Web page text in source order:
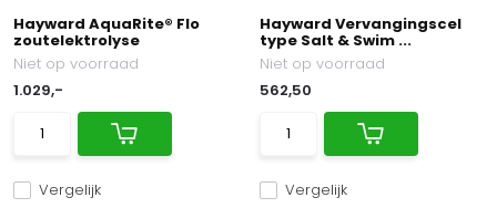
Hayward AquaRite® Flo
zoutelektrolyse
Vergelijk
Niet op voorraad
1.029,-
Hayward Vervangingscel
type Salt & Swim ...
Vergelijk
Niet op voorraad
562,50